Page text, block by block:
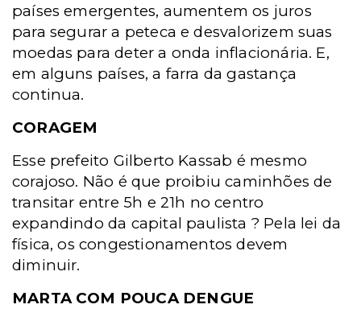
países emergentes, aumentem os juros
para segurar a peteca e desvalorizem suas
moedas para deter a onda inflacionária. E,
em alguns países, a farra da gastança
continua.
CORAGEM
Esse prefeito Gilberto Kassab é mesmo
corajoso. Não é que proibiu caminhões de
transitar entre 5h e 21h no centro
expandindo da capital paulista ? Pela lei da
física, os congestionamentos devem
diminuir.
MARTA COM POUCA DENGUE